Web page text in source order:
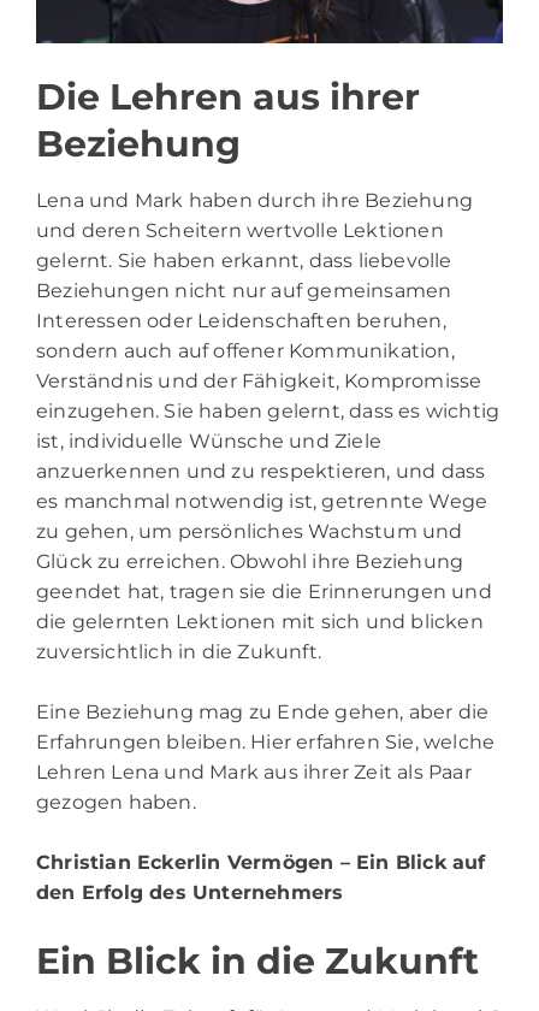
Die Lehren aus ihrer
Beziehung
Lena und Mark haben durch ihre Beziehung
und deren Scheitern wertvolle Lektionen
gelernt. Sie haben erkannt, dass liebevolle
Beziehungen nicht nur auf gemeinsamen
Interessen oder Leidenschaften beruhen,
sondern auch auf offener Kommunikation,
Verständnis und der Fähigkeit, Kompromisse
einzugehen. Sie haben gelernt, dass es wichtig
ist, individuelle Wünsche und Ziele
anzuerkennen und zu respektieren, und dass
es manchmal notwendig ist, getrennte Wege
zu gehen, um persönliches Wachstum und
Glück zu erreichen. Obwohl ihre Beziehung
geendet hat, tragen sie die Erinnerungen und
die gelernten Lektionen mit sich und blicken
zuversichtlich in die Zukunft.
Eine Beziehung mag zu Ende gehen, aber die
Erfahrungen bleiben. Hier erfahren Sie, welche
Lehren Lena und Mark aus ihrer Zeit als Paar
gezogen haben.
Christian Eckerlin Vermögen – Ein Blick auf
den Erfolg des Unternehmers
Ein Blick in die Zukunft